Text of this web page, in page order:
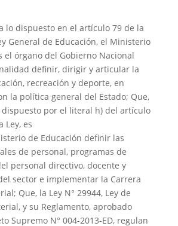
V
i
d
e
o
lo dispuesto en el artículo 79 de la
General de Educación, el Ministerio
el órgano del Gobierno Nacional
definir, dirigir y articular la
recreación y deporte, en
la política general del Estado; Que,
por el literal h) del artículo
Ley, es
de Educación definir las
de personal, programas de
personal directivo, docente y
sector e implementar la Carrera
Que, la Ley N° 29944, Ley de
y su Reglamento, aprobado
Supremo N° 004-2013-ED, regulan